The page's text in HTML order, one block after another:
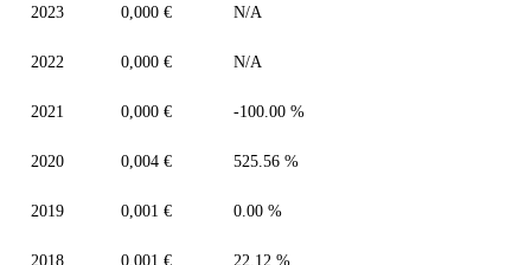
2023 0,000 € N/A
2022 0,000 € N/A
2021 0,000 € -100.00 %
2020 0,004 € 525.56 %
2019 0,001 € 0.00 %
2018 0,001 € 22.12 %